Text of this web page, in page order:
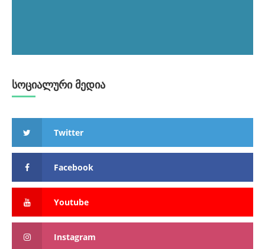
სოციალური მედია
Twitter
Facebook
Youtube
Instagram